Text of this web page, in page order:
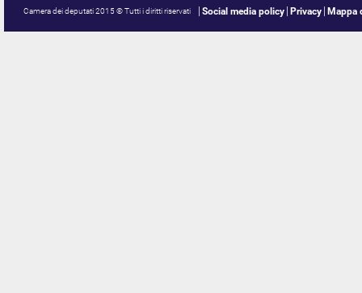
Camera dei deputati 2015 © Tutti i diritti riservati Social media policy Privacy Mappa